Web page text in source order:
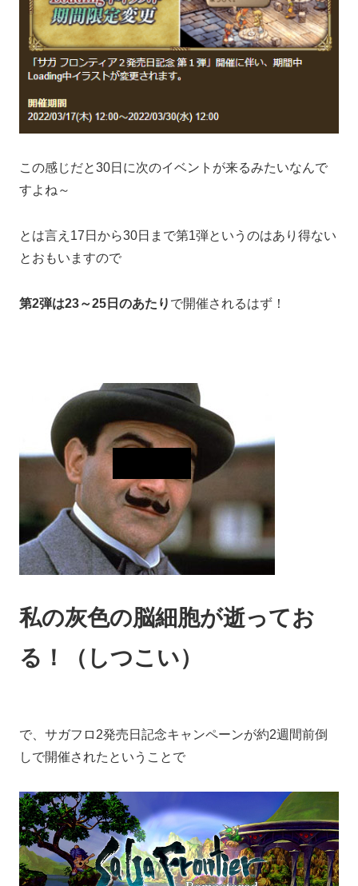
この感じだと30日に次のイベントが来るみたいなんで
すよね～
とは言え17日から30日まで第1弾というのはあり得ない
とおもいますので
第2弾は23～25日のあたり で開催されるはず！
私の灰色の脳細胞が逝ってお
る！（しつこい）
で、サガフロ2発売日記念キャンペーンが約2週間前倒
しで開催されたということで